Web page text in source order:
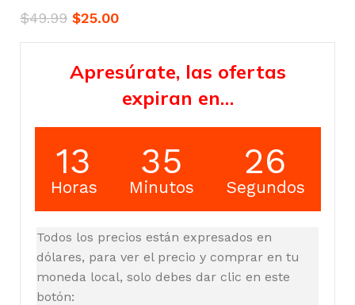
$49.99 $25.00
Apresúrate, las ofertas
expiran en…
13
Horas
35
Minutos
26
Segundos
Todos los precios están expresados en
dólares, para ver el precio y comprar en tu
moneda local, solo debes dar clic en este
botón: